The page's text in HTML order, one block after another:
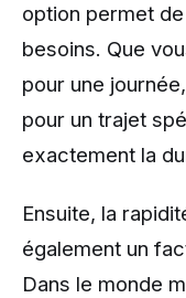
option permet
besoins. Que
pour une
pour un trajet
exactement la
Ensuite, la
également un
Dans le monde